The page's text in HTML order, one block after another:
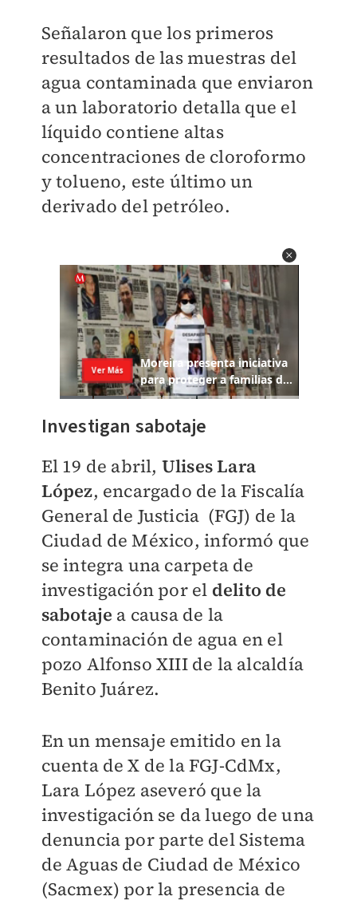
Señalaron que los primeros
resultados de las muestras del
agua contaminada que enviaron
a un laboratorio detalla que el
líquido contiene altas
concentraciones de cloroformo
y tolueno, este último un
derivado del petróleo.
Investigan sabotaje
El 19 de abril, Ulises Lara
López, encargado de la Fiscalía
General de Justicia (FGJ) de la
Ciudad de México, informó que
se integra una carpeta de
investigación por el delito de
sabotaje a causa de la
contaminación de agua en el
pozo Alfonso XIII de la alcaldía
Benito Juárez.
En un mensaje emitido en la
cuenta de X de la FGJ-CdMx,
Lara López aseveró que la
investigación se da luego de una
denuncia por parte del Sistema
de Aguas de Ciudad de México
(Sacmex) por la presencia de